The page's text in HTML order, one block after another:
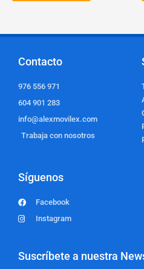
Contacto
976 556 971
604 901 283
info@alexmovilex.com
Trabaja con nosotros
Síguenos
Facebook
Instagram
Suscríbete a nuestra